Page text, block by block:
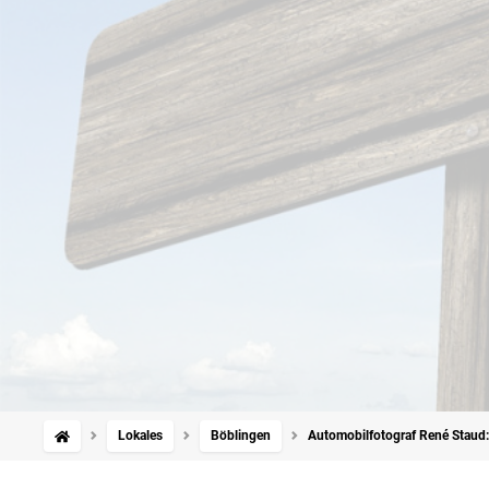
Lokales Böblingen Automobilfotograf René